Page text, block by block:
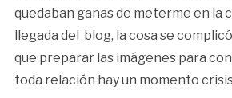
quedaban ganas de meterme en la
llegada del blog, la cosa se
que preparar las imágenes para
toda relación hay un momento crisis